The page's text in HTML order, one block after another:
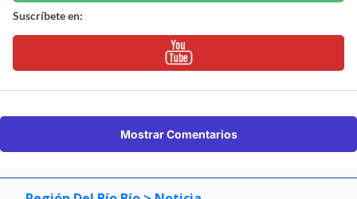
Suscríbete en:
Mostrar Comentarios